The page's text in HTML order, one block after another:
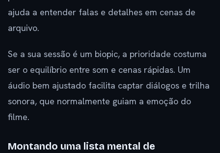
ajuda a entender falas e detalhes em cenas de
arquivo.
Se a sua sessão é um biopic, a prioridade costuma
ser o equilíbrio entre som e cenas rápidas. Um
áudio bem ajustado facilita captar diálogos e trilha
sonora, que normalmente guiam a emoção do
filme.
Montando uma lista mental de